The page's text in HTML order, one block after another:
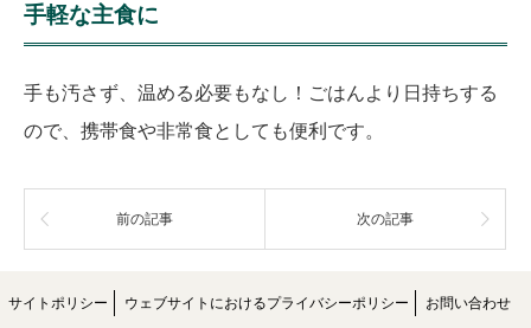
手軽な主食に
手も汚さず、温める必要もなし！ごはんより日持ちする
ので、携帯食や非常食としても便利です。
前の記事 次の記事
サイトポリシー ウェブサイトにおけるプライバシーポリシー お問い合わせ